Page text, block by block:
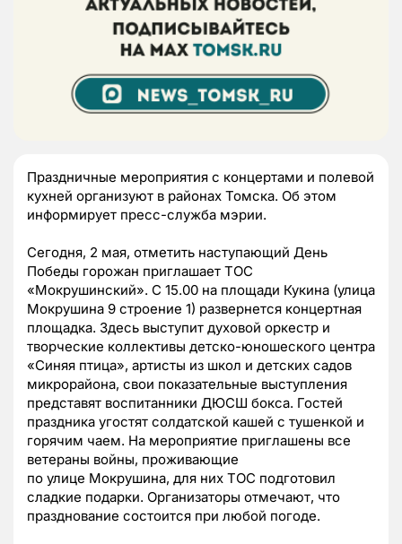
Праздничные мероприятия с концертами и полевой
кухней организуют в районах Томска. Об этом
информирует пресс-служба мэрии.
Сегодня, 2 мая, отметить наступающий День
Победы горожан приглашает ТОС
«Мокрушинский». С 15.00 на площади Кукина (улица
Мокрушина 9 строение 1) развернется концертная
площадка. Здесь выступит духовой оркестр и
творческие коллективы детско-юношеского центра
«Синяя птица», артисты из школ и детских садов
микрорайона, свои показательные выступления
представят воспитанники ДЮСШ бокса. Гостей
праздника угостят солдатской кашей с тушенкой и
горячим чаем. На мероприятие приглашены все
ветераны войны, проживающие
по улице Мокрушина, для них ТОС подготовил
сладкие подарки. Организаторы отмечают, что
празднование состоится при любой погоде.